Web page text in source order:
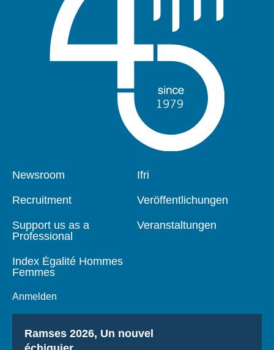
Pied
Newsroom
Recruitment
Support us as a
Professional
Index Égalité Hommes
Femmes
Anmelden
Navigation
Ifri
Veröffentlichungen
Veranstaltungen
Titre
Ramses 2026, Un nouvel